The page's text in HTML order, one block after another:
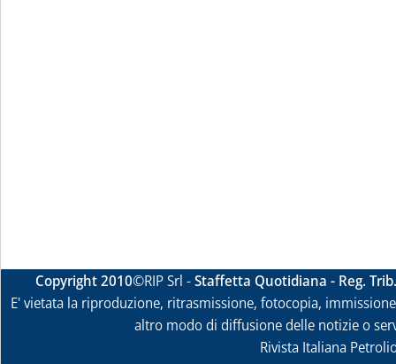
Copyright 2010©RIP Srl -Staffetta Quotidiana - Reg.
E' vietata la riproduzione, ritrasmissione, fotocopia,
altro modo di diffusione delle notizie o
Rivista Italiana